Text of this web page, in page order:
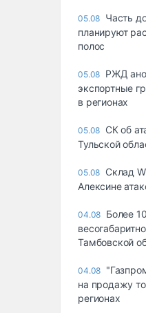
05.08 Часть
планируют
полос
05.08 РЖД
экспортные
в регионах
05.08 СК об
Тульской
05.08 Склад
Алексине
04.08 Более
Тамбовской
04.08
на продажу
регионах